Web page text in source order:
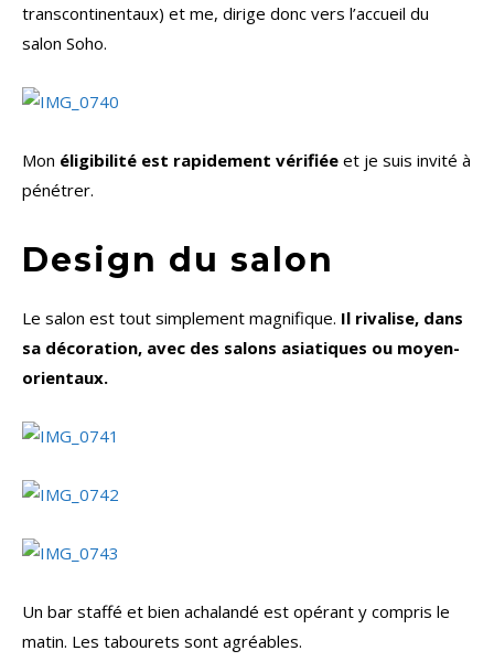
transcontinentaux) et me, dirige donc vers l’accueil du
salon Soho.
Mon éligibilité est rapidement vérifiée et je suis invité à
pénétrer.
Design du salon
Le salon est tout simplement magnifique. Il rivalise, dans
sa décoration, avec des salons asiatiques ou moyen-
orientaux.
Un bar staffé et bien achalandé est opérant y compris le
matin. Les tabourets sont agréables.